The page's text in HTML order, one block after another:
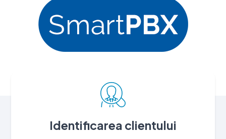
Identificarea clientului